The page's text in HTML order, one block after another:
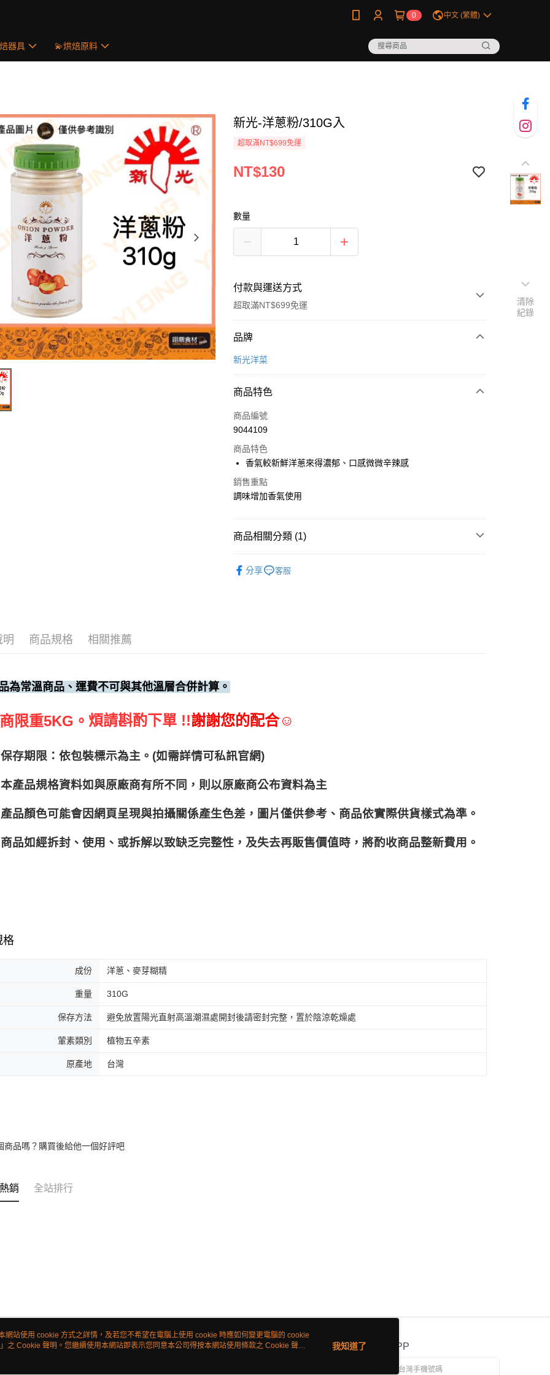
0 中文 (繁體)
器具 💫烘焙原料
新光-洋蔥粉/310G入
超取滿NT$699免運
NT$130
數量
付款與運送方式
超取滿NT$699免運
付款方式
信用卡一次付款
運送方式
• 付款後全家取貨
每筆NT$60，滿NT$699(含以上)免運費
• 付款後7-11取貨
每筆NT$60，滿NT$699(含以上)免運費
每筆NT$250
品牌
新光洋菜
商品特色
商品編號
9044109
商品特色
香氣較新鮮洋蔥來得濃郁、口感微微辛辣感
銷售重點
調味增加香氣使用
商品相關分類 (1)
分享
客服
明 商品規格 相關推薦
為常溫商品、運費不可與其他溫層合併計算。
限重5KG。 煩請斟酌下單 !!謝謝您的配合☺
保存期限：依包裝標示為主。(如需詳情可私訊官網)
本產品規格資料如與原廠商有所不同，則以原廠商公布資料為主
產品顏色可能會因網頁呈現與拍攝關係產生色差，圖片僅供參考、商品依實際供貨樣式為準。
商品如經拆封、使用、或拆解以致缺乏完整性，及失去再販售價值時，將酌收商品整﻿新費用。
格
成份 洋蔥、麥芽糊精
重量 310G
保存方法 避免放置陽光直射高溫潮濕處開封後請密封完整，置於陰涼乾燥處
葷素類別 植物五辛素
原產地 台灣
商品嗎？購買後給他一個好評吧
銷 全站排行
關於我們 客服資訊 官方APP
清除
紀錄
網站使用 cookie 方式之詳情，及若您不希望在電腦上使用 cookie 時應如何變更電腦的 cookie
」之 Cookie 聲明。您繼續使用本網站即表示您同意本公司得按本網站使用條款之 Cookie 聲明
我知道了